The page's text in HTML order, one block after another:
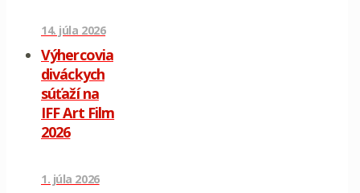
14. júla 2026
Výhercovia
diváckych
súťaží na
IFF Art Film
2026
1. júla 2026